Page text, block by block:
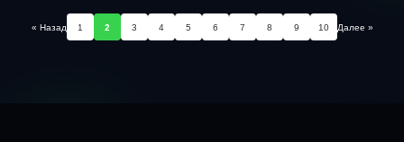
« Назад 1 2 3 4 5 6 7 8 9 10 Далее »